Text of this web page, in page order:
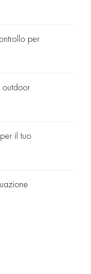
per
outdoor
il tuo